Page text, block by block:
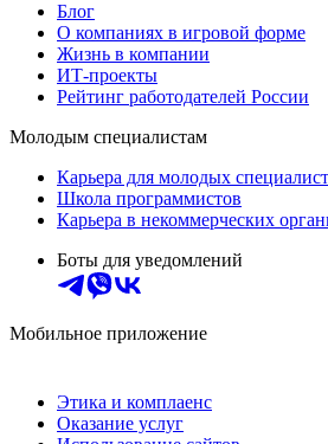
Блог
О компаниях в игровой форме
Жизнь в компании
ИТ-проекты
Рейтинг работодателей России
Молодым специалистам
Карьера для молодых
Школа программистов
Карьера в некоммерческих
Боты для уведомлений
Мобильное приложение
Этика и комплаенс
Оказание услуг